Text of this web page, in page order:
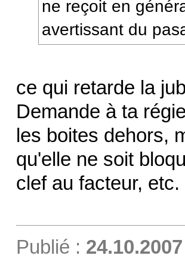
ne reçoit en
avertissant du
ce qui retarde la
Demande à ta
les boites dehors,
qu'elle ne soit
clef au facteur, etc.
Publié :